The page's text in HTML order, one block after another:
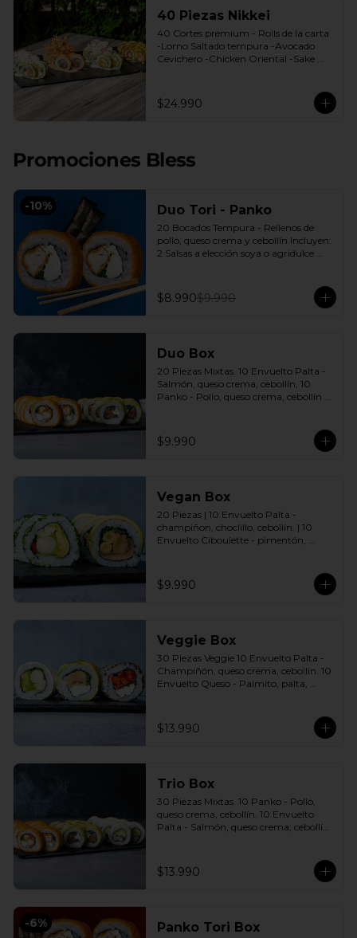
40 Piezas Nikkei
40 Cortes premium - Rolls de la carta
-Lomo Saltado tempura -Avocado
Cevichero -Chicken Oriental -Sake
$24.990
Promociones Bless
-10% Duo Tori - Panko
20 Bocados Tempura - Rellenos de
pollo, queso crema y cebollín Incluyen:
2 Salsas a elección soya o agridulce
$8.990$9.990
Duo Box
20 Piezas Mixtas. 10 Envuelto Palta -
Salmón, queso crema, cebollín, 10
Panko - Pollo, queso crema, cebollín
$9.990
Vegan Box
20 Piezas | 10 Envuelto Palta -
champiñon, choclillo, cebollín. | 10
Envuelto Ciboulette - pimentón,
palitos
$9.990
Veggie Box
30 Piezas Veggie 10 Envuelto Palta -
Champiñón, queso crema, cebollín. 10
Envuelto Queso - Palmito, palta,
Incluye: 3 Salsas a elección soya o
agridulce Bless + 2 palitos
$13.990
Trio Box
30 Piezas Mixtas. 10 Panko - Pollo,
queso crema, cebollín. 10 Envuelto
Palta - Salmón, queso crema, cebollín.
agridulce Bless + 2 palitos
$13.990
-6% Panko Tori Box